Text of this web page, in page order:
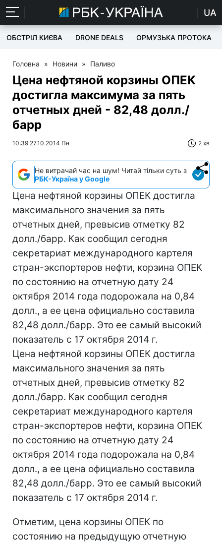
UA
ОБСТРІЛ КИЄВА DRONE DEALS ОРМУЗЬКА ПРОТОКА
Головна » Новини » Паливо
Цена нефтяной корзины ОПЕК
достигла максимума за пять
отчетных дней - 82,48 долл./
барр
10:39 27.10.2014 Пн 2 хв
Не витрачай час на шум! Читай тільки суть з
РБК-Україна у Google
Цена нефтяной корзины ОПЕК достигла
максимального значения за пять
отчетных дней, превысив отметку 82
долл./барр. Как сообщил сегодня
секретариат международного картеля
стран-экспортеров нефти, корзина ОПЕК
по состоянию на отчетную дату 24
октября 2014 года подорожала на 0,84
долл., а ее цена официально составила
82,48 долл./барр. Это ее самый высокий
показатель с 17 октября 2014 г.
Цена нефтяной корзины ОПЕК достигла
максимального значения за пять
отчетных дней, превысив отметку 82
долл./барр. Как сообщил сегодня
секретариат международного картеля
стран-экспортеров нефти, корзина ОПЕК
по состоянию на отчетную дату 24
октября 2014 года подорожала на 0,84
долл., а ее цена официально составила
82,48 долл./барр. Это ее самый высокий
показатель с 17 октября 2014 г.
Отметим, цена корзины ОПЕК по
состоянию на предыдущую отчетную